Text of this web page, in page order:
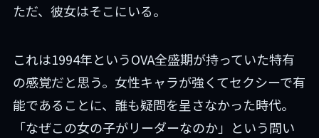
ただ、彼女はそこにいる。
これは1994年というOVA全盛期が持っていた特有
の感覚だと思う。女性キャラが強くてセクシーで有
能であることに、誰も疑問を呈さなかった時代。
「なぜこの女の子がリーダーなのか」という問い